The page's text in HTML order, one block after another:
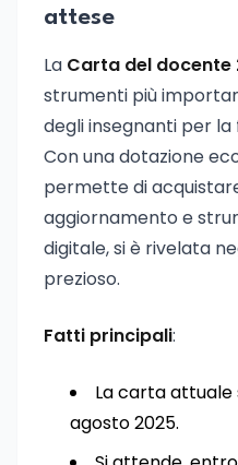
attese
La Carta del docente
strumenti più
degli insegnanti per
Con una dotazione
permette di
aggiornamento e
digitale, si è rivelata
prezioso.
Fatti principali:
La carta attuale
agosto 2025.